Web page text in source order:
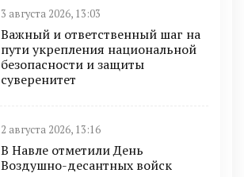
3 августа 2026, 13:03
Важный и ответственный шаг на
пути укрепления национальной
безопасности и защиты
суверенитет
2 августа 2026, 13:16
В Навле отметили День
Воздушно-десантных войск